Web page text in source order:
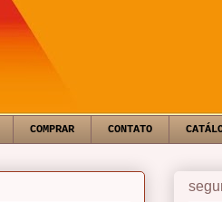
COMPRAR CONTATO